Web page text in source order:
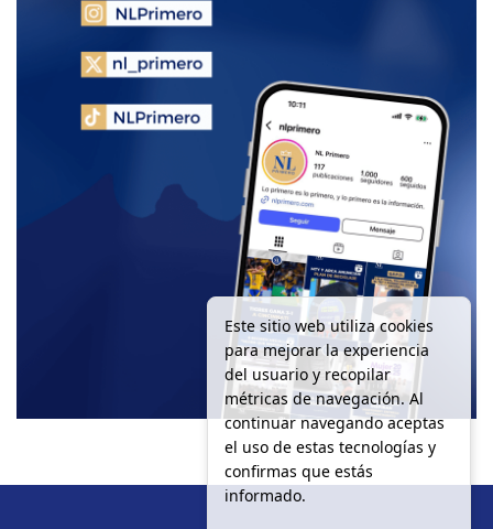
Este sitio web utiliza cookies
para mejorar la experiencia
del usuario y recopilar
métricas de navegación. Al
continuar navegando aceptas
el uso de estas tecnologías y
confirmas que estás
informado.